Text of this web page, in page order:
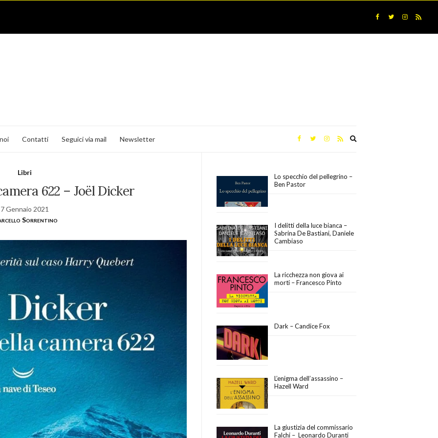
Contatti Seguici via mail Newsletter
Libri
622 – Joël Dicker
7 Gennaio 2021
Sorrentino
Lo specchio del pellegrino –
Ben Pastor
I delitti della luce bianca –
Sabrina De Bastiani, Daniele
Cambiaso
La ricchezza non giova ai
morti – Francesco Pinto
Dark – Candice Fox
L’enigma dell’assassino –
Hazell Ward
La giustizia del commissario
Falchi – Leonardo Duranti